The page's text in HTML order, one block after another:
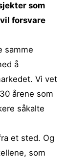
som
forsvare
samme
å
Vi vet
årene som
såkalte
et sted. Og
som